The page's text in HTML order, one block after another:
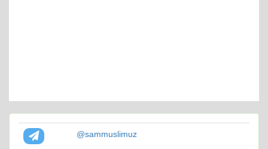
@sammuslimuz